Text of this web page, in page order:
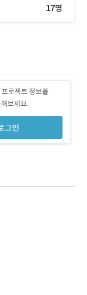
17명
로젝트 정보를
보세요.
그인